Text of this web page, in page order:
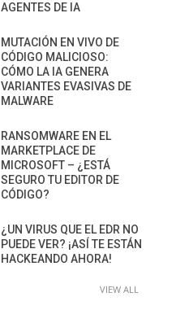
AGENTES DE IA
MUTACIÓN EN VIVO DE
CÓDIGO MALICIOSO:
CÓMO LA IA GENERA
VARIANTES EVASIVAS DE
MALWARE
RANSOMWARE EN EL
MARKETPLACE DE
MICROSOFT – ¿ESTÁ
SEGURO TU EDITOR DE
CÓDIGO?
¿UN VIRUS QUE EL EDR NO
PUEDE VER? ¡ASÍ TE ESTÁN
HACKEANDO AHORA!
VIEW ALL